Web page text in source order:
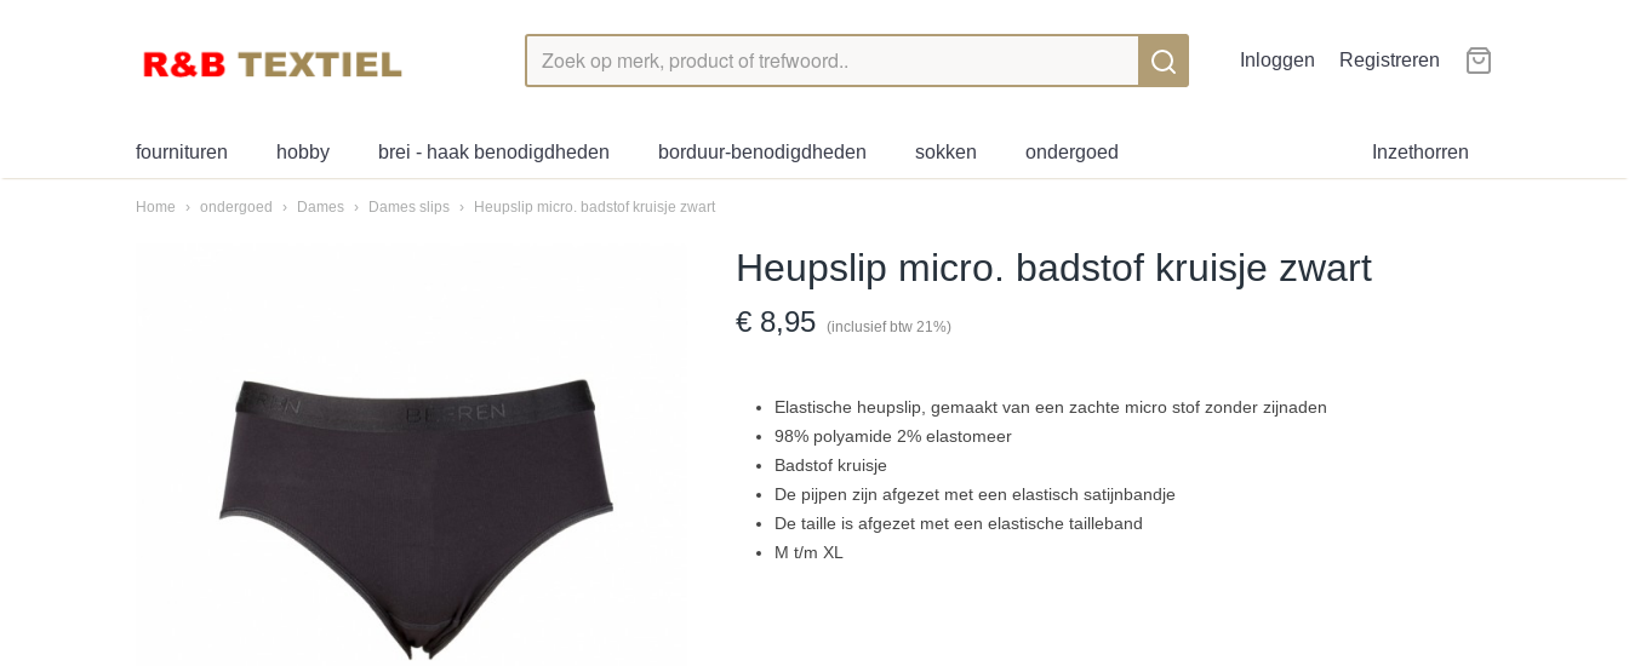
Inloggen Registreren
Inzethorren
fournituren hobby brei - haak benodigdheden borduur-benodigdheden sokken ondergoed
Home › ondergoed › Dames › Dames slips › Heupslip micro. badstof kruisje zwart
Heupslip micro. badstof kruisje zwart
€ 8,95 (inclusief btw 21%)
Elastische heupslip, gemaakt van een zachte micro stof zonder zijnaden
98% polyamide 2% elastomeer
Badstof kruisje
De pijpen zijn afgezet met een elastisch satijnbandje
De taille is afgezet met een elastische tailleband
M t/m XL